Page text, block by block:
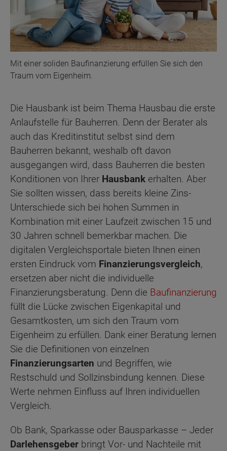
Mit einer soliden Baufinanzierung erfüllen Sie sich den
Traum vom Eigenheim.
Die Hausbank ist beim Thema Hausbau die erste
Anlaufstelle für Bauherren. Denn der Berater als
auch das Kreditinstitut selbst sind dem
Bauherren bekannt, weshalb oft davon
ausgegangen wird, dass Bauherren die besten
Konditionen von Ihrer Hausbank erhalten. Aber
Sie sollten wissen, dass bereits kleine Zins-
Unterschiede sich bei hohen Summen in
Kombination mit einer Laufzeit zwischen 15 und
30 Jahren schnell bemerkbar machen. Die
digitalen Vergleichsportale bieten Ihnen einen
ersten Eindruck vom Finanzierungsvergleich,
ersetzen aber nicht die individuelle
Finanzierungsberatung. Denn die Baufinanzierung
füllt die Lücke zwischen Eigenkapital und
Gesamtkosten, um sich den Traum vom
Eigenheim zu erfüllen. Dank einer Beratung lernen
Sie die Definitionen von einzelnen
Finanzierungsarten und Begriffen, wie
Restschuld und Sollzinsbindung kennen. Diese
Werte nehmen Einfluss auf Ihren individuellen
Vergleich.
Ob Bank, Sparkasse oder Bausparkasse – Jeder
Darlehensgeber bringt Vor- und Nachteile mit